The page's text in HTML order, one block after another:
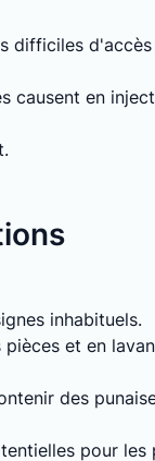
difficiles
causent en
inhabituels.
et en
des
pour les